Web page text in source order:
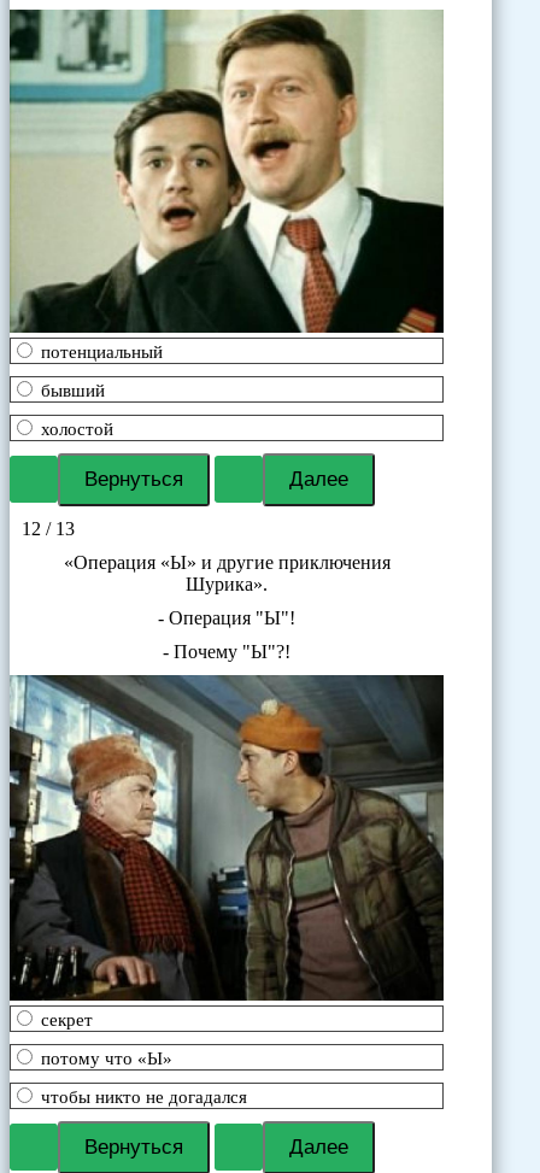
потенциальный
бывший
холостой
12 / 13
«Операция «Ы» и другие приключения
Шурика».
- Операция "Ы"!
- Почему "Ы"?!
секрет
потому что «Ы»
чтобы никто не догадался